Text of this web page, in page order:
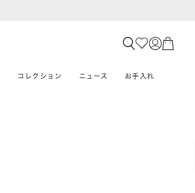
コレクション ニュース お手入れ